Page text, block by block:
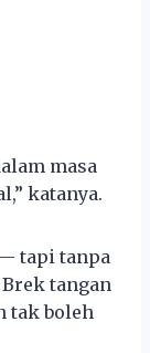
masa
katanya.
— tapi tanpa
tangan
tak boleh